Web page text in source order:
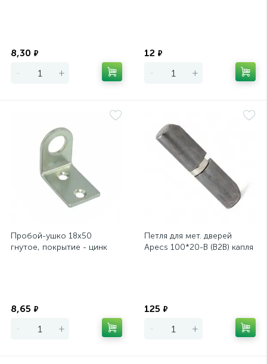
8,30 ₽
- +
12 ₽
- +
Пробой-ушко 18х50
гнутое, покрытие - цинк
8,65 ₽
- +
Петля для мет. дверей
Apecs 100*20-B (B2B) капля
125 ₽
- +